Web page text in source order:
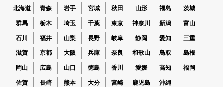
北海道 青森 岩手 宮城 秋田 山形 福島 茨城
群馬 栃木 埼玉 千葉 東京 神奈川 新潟 富山
石川 福井 山梨 長野 岐阜 静岡 愛知 三重
滋賀 京都 大阪 兵庫 奈良 和歌山 鳥取 島根
岡山 広島 山口 徳島 香川 愛媛 高知 福岡
佐賀 長崎 熊本 大分 宮崎 鹿児島 沖縄